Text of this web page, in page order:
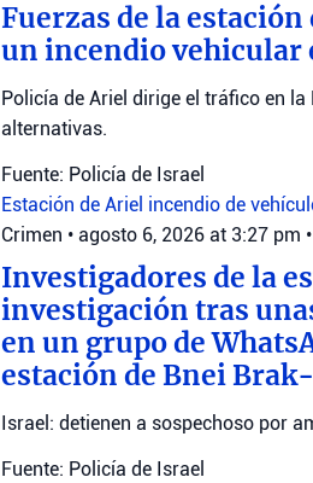
Fuerzas de la
un incendio vehicular
Policía de Ariel dirige el tráfico en
alternativas.
Fuente: Policía de Israel
Estación de Ariel incendio de
Crimen • agosto 6, 2026 at 3:27 pm •
Investigadores de la
investigación tras
en un grupo de
estación de Bnei
Israel: detienen a sospechoso por
Fuente: Policía de Israel